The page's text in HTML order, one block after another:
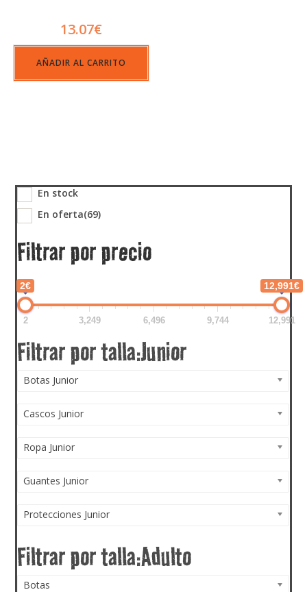
13.07€
AÑADIR AL CARRITO
En stock
En oferta(69)
Filtrar por precio
2€ 12,991€
2 3,249 6,496 9,744 12,991
Botas Junior
Cascos Junior
Ropa Junior
Guantes Junior
Protecciones Junior
Botas